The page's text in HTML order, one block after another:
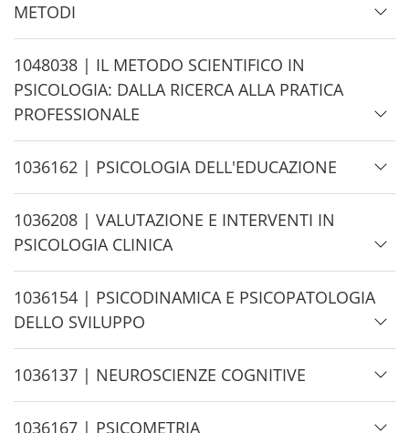
d
e
METODI
H
i
d
e
1048038 | IL METODO SCIENTIFICO IN
PSICOLOGIA: DALLA RICERCA ALLA PRATICA
PROFESSIONALE
H
i
d
e
1036162 | PSICOLOGIA DELL'EDUCAZIONE
H
i
d
e
1036208 | VALUTAZIONE E INTERVENTI IN
PSICOLOGIA CLINICA
H
i
d
e
1036154 | PSICODINAMICA E PSICOPATOLOGIA
DELLO SVILUPPO
H
i
d
1036137 | NEUROSCIENZE COGNITIVE
H
1036167 | PSICOMETRIA